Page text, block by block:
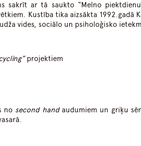
sakrīt ar tā saukto “Melno
Kustība tika aizsākta 1992.gadā
vides, sociālo un psiholoģisko
projektiem
no second handaudumiem un griķu